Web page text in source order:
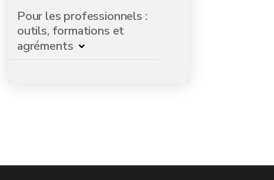
Pour les professionnels :
outils, formations et
agréments